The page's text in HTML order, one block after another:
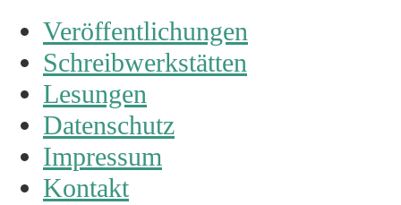
Veröffentlichungen
Schreibwerkstätten
Lesungen
Datenschutz
Impressum
Kontakt